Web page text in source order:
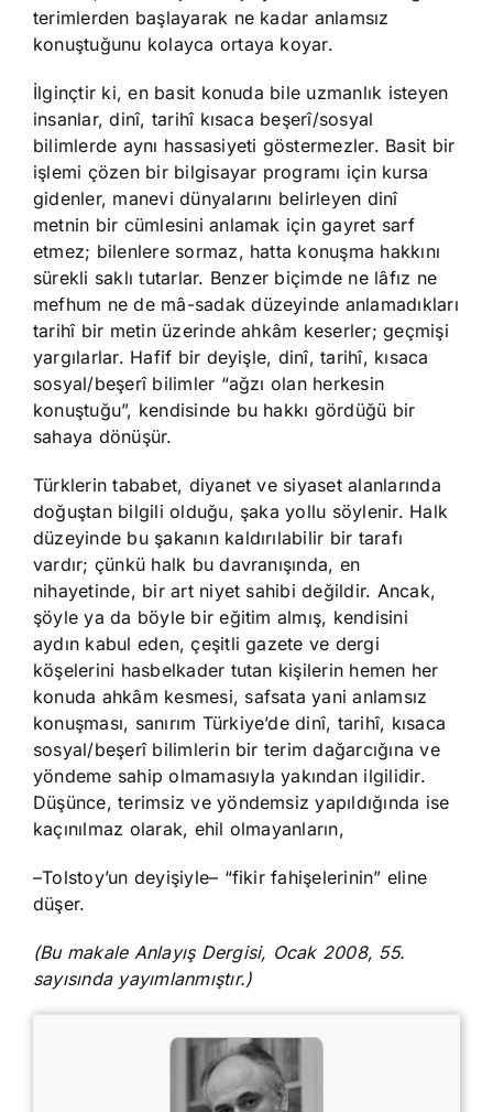
terimlerden başlayarak ne kadar anlamsız
konuştuğunu kolayca ortaya koyar.
İlginçtir ki, en basit konuda bile uzmanlık isteyen
insanlar, dinî, tarihî kısaca beşerî/sosyal
bilimlerde aynı hassasiyeti göstermezler. Basit bir
işlemi çözen bir bilgisayar programı için kursa
gidenler, manevi dünyalarını belirleyen dinî
metnin bir cümlesini anlamak için gayret sarf
etmez; bilenlere sormaz, hatta konuşma hakkını
sürekli saklı tutarlar. Benzer biçimde ne lâfız ne
mefhum ne de mâ-sadak düzeyinde anlamadıkları
tarihî bir metin üzerinde ahkâm keserler; geçmişi
yargılarlar. Hafif bir deyişle, dinî, tarihî, kısaca
sosyal/beşerî bilimler “ağzı olan herkesin
konuştuğu”, kendisinde bu hakkı gördüğü bir
sahaya dönüşür.
Türklerin tababet, diyanet ve siyaset alanlarında
doğuştan bilgili olduğu, şaka yollu söylenir. Halk
düzeyinde bu şakanın kaldırılabilir bir tarafı
vardır; çünkü halk bu davranışında, en
nihayetinde, bir art niyet sahibi değildir. Ancak,
şöyle ya da böyle bir eğitim almış, kendisini
aydın kabul eden, çeşitli gazete ve dergi
köşelerini hasbelkader tutan kişilerin hemen her
konuda ahkâm kesmesi, safsata yani anlamsız
konuşması, sanırım Türkiye’de dinî, tarihî, kısaca
sosyal/beşerî bilimlerin bir terim dağarcığına ve
yöndeme sahip olmamasıyla yakından ilgilidir.
Düşünce, terimsiz ve yöndemsiz yapıldığında ise
kaçınılmaz olarak, ehil olmayanların,
–Tolstoy’un deyişiyle– “fikir fahişelerinin” eline
düşer.
(Bu makale Anlayış Dergisi, Ocak 2008, 55.
sayısında yayımlanmıştır.)